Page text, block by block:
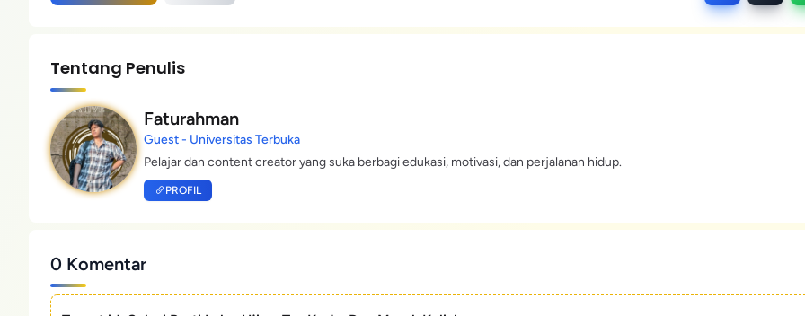
Tentang Penulis
Faturahman
Guest - Universitas Terbuka
Pelajar dan content creator yang suka berbagi edukasi, motivasi, dan perjalanan hidup.
PROFIL
0 Komentar